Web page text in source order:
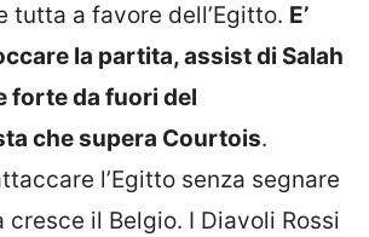
tutta a favore dell’Egitto. E’
la partita, assist di Salah
forte da fuori del
che supera Courtois.
l’Egitto senza segnare
cresce il Belgio. I Diavoli Rossi